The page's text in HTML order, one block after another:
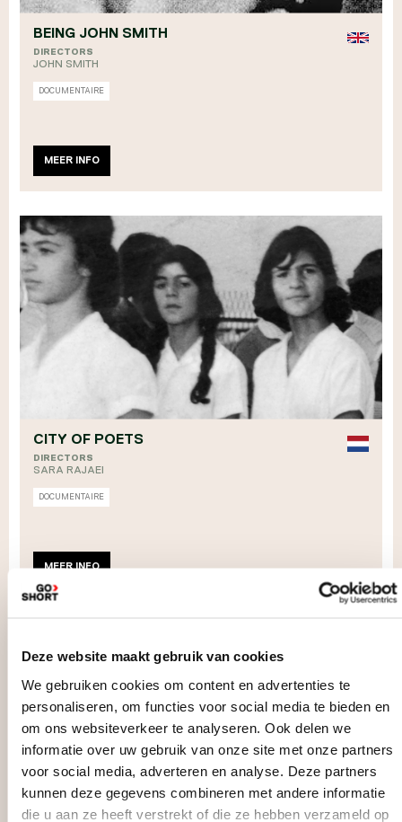
Deze website maakt gebruik van cookies
We gebruiken cookies om content en advertenties te
personaliseren, om functies voor social media te bieden en
om ons websiteverkeer te analyseren. Ook delen we
informatie over uw gebruik van onze site met onze partners
voor social media, adverteren en analyse. Deze partners
kunnen deze gegevens combineren met andere informatie
die u aan ze heeft verstrekt of die ze hebben verzameld op
BEING JOHN SMITH
DIRECTORS
JOHN SMITH
DOCUMENTAIRE
MEER INFO
CITY OF POETS
DIRECTORS
SARA RAJAEI
DOCUMENTAIRE
MEER INFO